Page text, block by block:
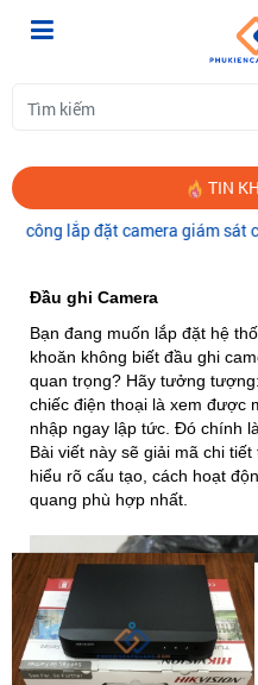
TIN
lắp đặt camera giám sát cho
Đầu ghi Camera
Bạn đang muốn lắp đặt hệ
khoăn không biết đầu ghi
quan trọng? Hãy tưởng
chiếc điện thoại là xem được
nhập ngay lập tức. Đó chính
Bài viết này sẽ giải mã chi
hiểu rõ cấu tạo, cách hoạt
quang phù hợp nhất.